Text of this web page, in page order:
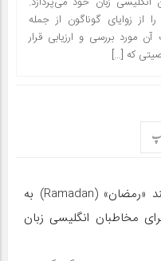
را از زوایای گوناگون از جمله
آن مورد بررسی و ارزیابی قرار
که […]
پ
شبکه پرس تی وی با پخش مستند «رمضان» (Ramadan) به
مخاطبان انگلیسی زبان